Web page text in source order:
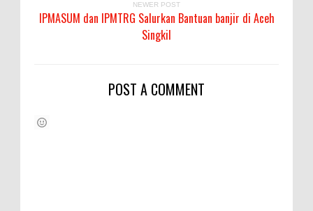
NEWER POST
IPMASUM dan IPMTRG Salurkan Bantuan banjir di Aceh
Singkil
POST A COMMENT